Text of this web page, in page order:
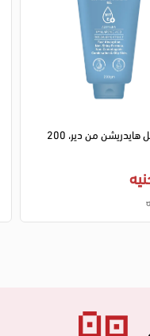
مرطب جل هايدريشن من دير، 200